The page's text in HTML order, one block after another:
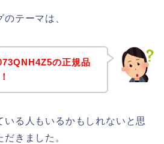
テーマは、
の正規品
いる人もいるかもしれないと思
きました。